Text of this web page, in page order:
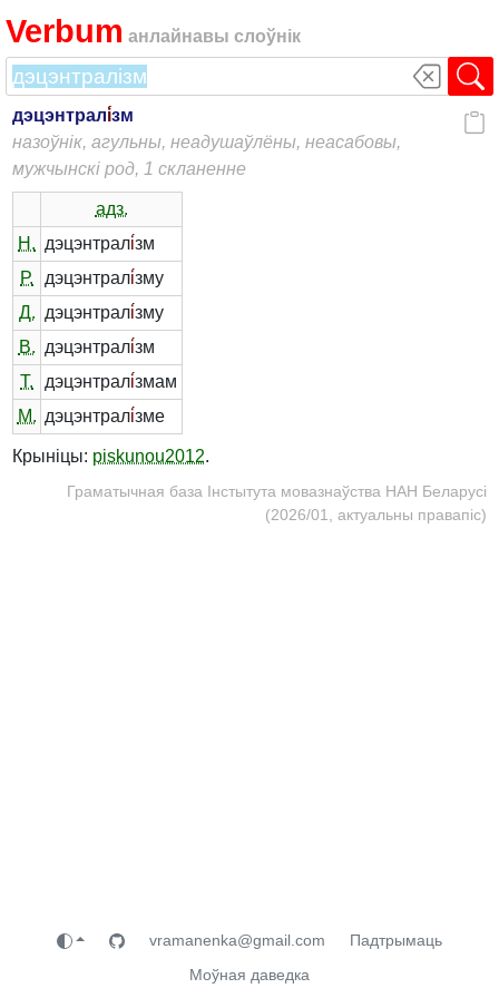
Verbum анлайнавы слоўнік
дэцэнтралі́зм
назоўнік, агульны, неадушаўлёны, неасабовы,
мужчынскі род, 1 скланенне
адз.
Н. дэцэнтралі́зм
Р.
дэцэнтралі́зму
Д. дэцэнтралі́зму
В. дэцэнтралі́зм
Т.
дэцэнтралі́змам
М. дэцэнтралі́зме
Крыніцы: piskunou2012.
Граматычная база Інстытута мовазнаўства НАН Беларусі
(2026/01, актуальны правапіс)
vramanenka@gmail.com
Падтрымаць
Моўная даведка